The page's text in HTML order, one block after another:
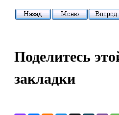
Поделитесь
закладки